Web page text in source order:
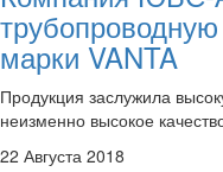
марки VANTA
Продукция заслужила
неизменно высокое
22 Августа 2018